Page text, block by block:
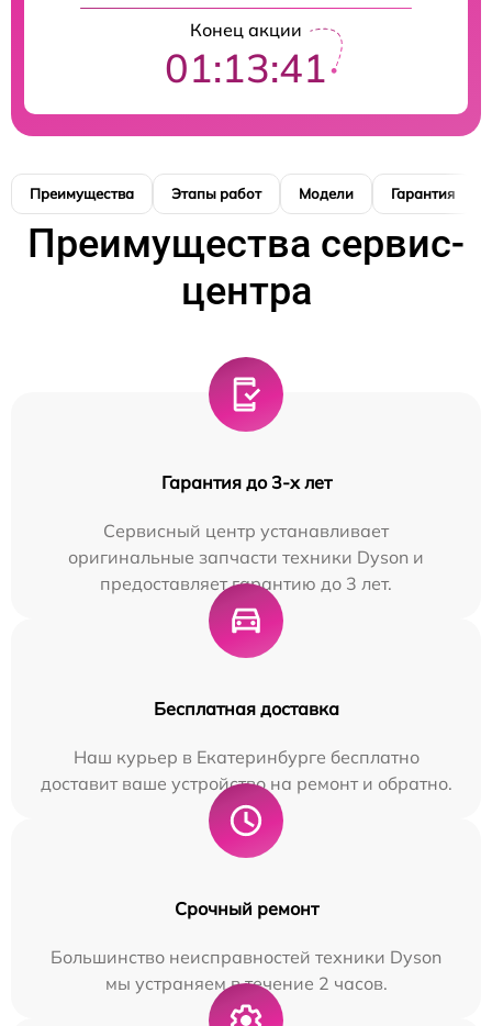
Конец акции
01:13:40
Преимущества Этапы работ Модели Гарантия
Преимущества сервис-
центра
Гарантия до 3-х лет
Сервисный центр устанавливает
оригинальные запчасти техники Dyson и
предоставляет гарантию до 3 лет.
Бесплатная доставка
Наш курьер в Екатеринбурге бесплатно
доставит ваше устройство на ремонт и обратно.
Срочный ремонт
Большинство неисправностей техники Dyson
мы устраняем в течение 2 часов.